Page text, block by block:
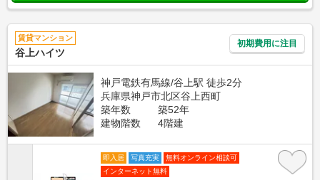
賃貸マンション
谷上ハイツ
初期費用に注目
神戸電鉄有馬線/谷上駅 徒歩2分
兵庫県神戸市北区谷上西町
築年数
築52年
建物階数
4階建
即入居 写真充実
無料オンライン相談可
インターネット無料